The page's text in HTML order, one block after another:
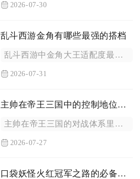
2026-07-30
乱斗西游金角有哪些最强的搭档
乱斗西游中金角大王适配度最高的搭档分为四类，分别是哪吒、赤虎...
2026-07-31
主帅在帝王三国中的控制地位如何
主帅在帝王三国的对战体系里占据绝对的战术控制核心地位，整支军...
2026-07-27
口袋妖怪火红冠军之路的必备道具有哪些